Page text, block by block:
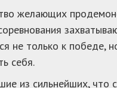
желающих
не только к победе,
себя.
из сильнейших, что